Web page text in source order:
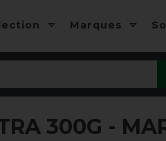
Marques
300G -